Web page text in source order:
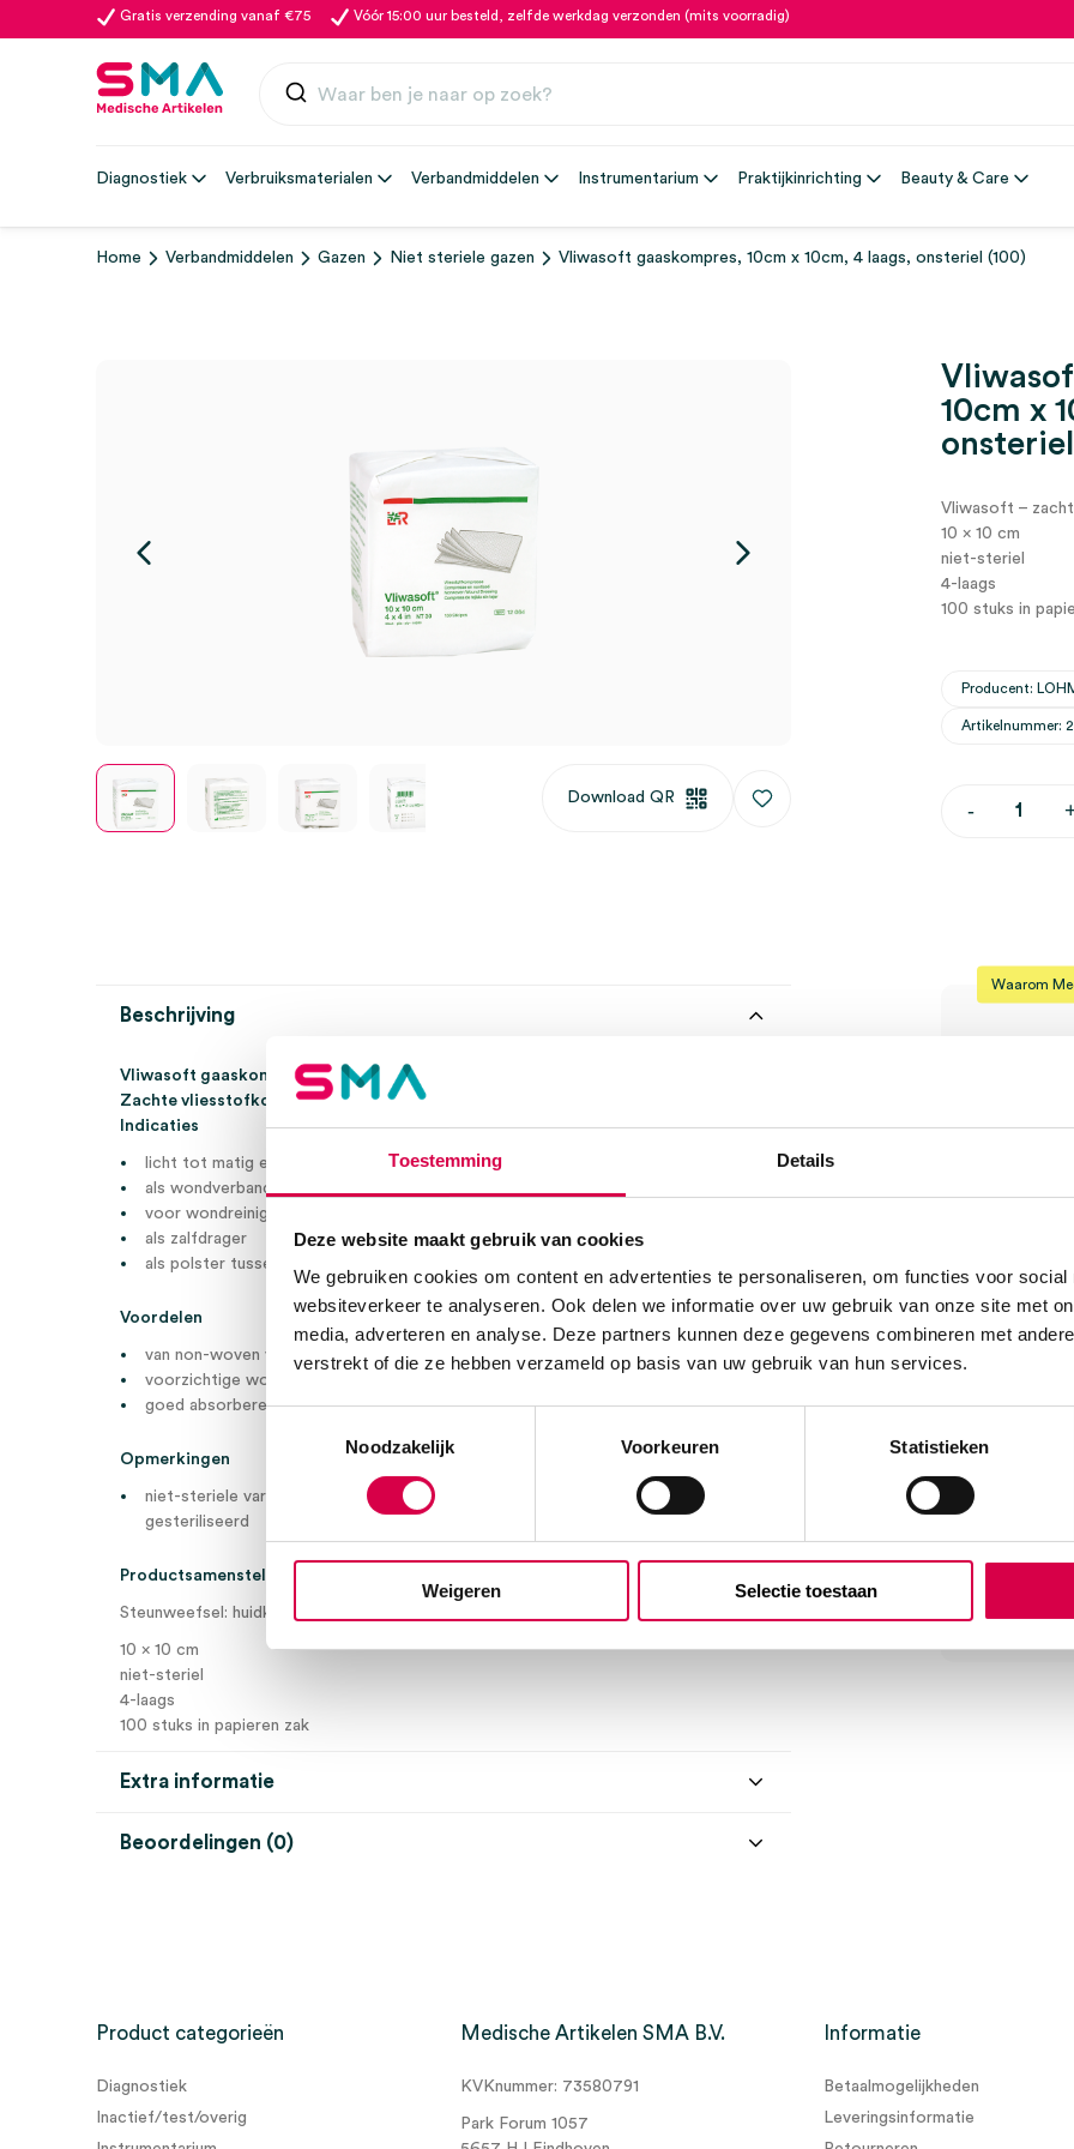
Toestemming Details
Deze website maakt gebruik van cookies
We gebruiken cookies om content en advertenties te personaliseren, om functies voor social
websiteverkeer te analyseren. Ook delen we informatie over uw gebruik van onze site met
media, adverteren en analyse. Deze partners kunnen deze gegevens combineren met
verstrekt of die ze hebben verzameld op basis van uw gebruik van hun services.
Noodzakelijk
Voorkeuren Statistieken
Weigeren Selectie toestaan
Gratis verzending vanaf €75 Vóór 15:00 uur besteld, zelfde werkdag verzonden (mits voorradig)
Diagnostiek Verbruiksmaterialen Verbandmiddelen Instrumentarium Praktijkinrichting Beauty & Care
Home Verbandmiddelen Gazen Niet steriele gazen Vliwasoft gaaskompres, 10cm x 10cm, 4 laags, onsteriel (100)
Download QR
10cm x
Vliwasoft –
10 x 10 cm
niet-steriel
4-laags
100 stuks in
Producent:
Artikelnummer:
-Vliwasoft
(100)
aantal
Beschrijving
Vliwasoft gaaskompres, 10cm x 10cm, 4 laags, niet steriel, per 100 stuks
Zachte vliesstofkompressen
Indicaties
licht tot matig exsuderende wonden
als wondverband
voor wondreiniging
als zalfdrager
als polster tussen tenen en vingers
Voordelen
van non-woven vliesstof met fijne poriën dat geen vezels loslaat
voorzichtige wondreiniging
goed absorberend vermogen
Opmerkingen
niet-steriele varianten kunnen met stoom, ethyleenoxide of bestraling worden
gesteriliseerd
Productsamenstelling
Steunweefsel: huidkleurig, viscose, Polyester
10 x 10 cm
niet-steriel
4-laags
100 stuks in papieren zak
Extra informatie
Beoordelingen (0)
(100)” te beoordelen
Waarom
Op
Vaste
Geen
We
Vind je
Of
Onze
Product categorieën
Diagnostiek
Inactief/test/overig
Medische Artikelen SMA B.V.
KVKnummer: 73580791
Park Forum 1057
Informatie
Betaalmogelijkheden
Leveringsinformatie